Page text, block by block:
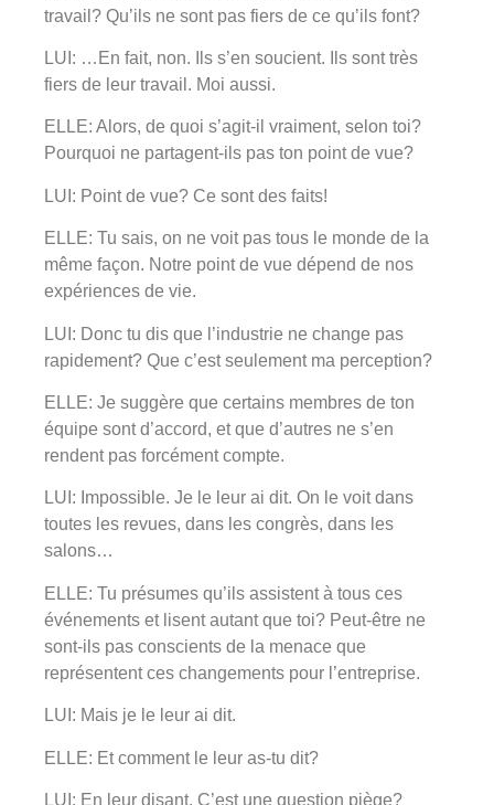
travail? Qu’ils ne sont pas fiers de ce qu’ils font?
LUI: …En fait, non. Ils s’en soucient. Ils sont très
fiers de leur travail. Moi aussi.
ELLE: Alors, de quoi s’agit-il vraiment, selon toi?
Pourquoi ne partagent-ils pas ton point de vue?
LUI: Point de vue? Ce sont des faits!
ELLE: Tu sais, on ne voit pas tous le monde de la
même façon. Notre point de vue dépend de nos
expériences de vie.
LUI: Donc tu dis que l’industrie ne change pas
rapidement? Que c’est seulement ma perception?
ELLE: Je suggère que certains membres de ton
équipe sont d’accord, et que d’autres ne s’en
rendent pas forcément compte.
LUI: Impossible. Je le leur ai dit. On le voit dans
toutes les revues, dans les congrès, dans les
salons…
ELLE: Tu présumes qu’ils assistent à tous ces
événements et lisent autant que toi? Peut-être ne
sont-ils pas conscients de la menace que
représentent ces changements pour l’entreprise.
LUI: Mais je le leur ai dit.
ELLE: Et comment le leur as-tu dit?
LUI: En leur disant. C’est une question piège?